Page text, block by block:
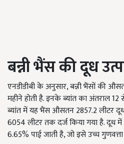
बन्नी भैंस की दूध
एनडीडीबी के अनुसार, बन्नी भैंसों की
महीने होती है. इनके ब्यांत का अंतराल
ब्यांत में यह भैंस औसतन 2857.2 लीटर
6054 लीटर तक दर्ज किया गया है. दूध
6.65% पाई जाती है, जो इसे उच्च गुणवत्ता